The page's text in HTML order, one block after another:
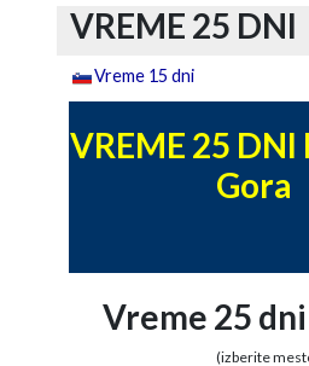
VREME 25 DNI
Vreme 15 dni
VREME 25
Gora
Vreme 25
(izberite